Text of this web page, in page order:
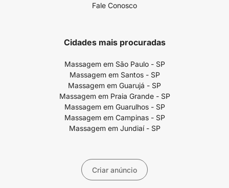
Fale Conosco
Cidades mais procuradas
Massagem em São Paulo - SP
Massagem em Santos - SP
Massagem em Guarujá - SP
Massagem em Praia Grande - SP
Massagem em Guarulhos - SP
Massagem em Campinas - SP
Massagem em Jundiaí - SP
Criar anúncio